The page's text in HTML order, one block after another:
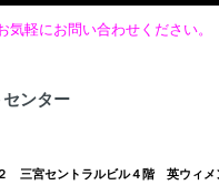
気軽にお問い合わせください。
ンター
三宮セントラルビル４階 英ウィメ